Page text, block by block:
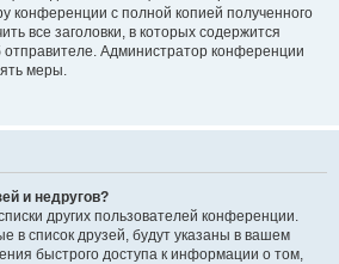
конференции с полной копией полученного
все заголовки, в которых содержится
Администратор конференции
меры.
и недругов?
других пользователей конференции.
в список друзей, будут указаны в вашем
быстрого доступа к информации о том,